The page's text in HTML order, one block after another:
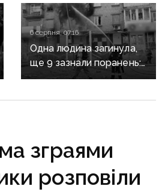
6 серпня, 07:16
Одна людина загинула,
ще 9 зазнали поранень:
воєнні злочини
зграями
розповіли